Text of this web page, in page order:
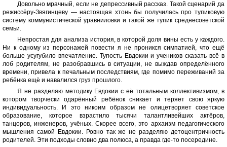
Довольно мрачный, если не депрессивный рассказ. Такой сценарий да
режиссёру-Звягинцеву — настоящая хтонь бы получилась про тупиковую
систему коммунистической уравниловки и такой же тупик среднесоветской
семьи.
Непростая для анализа история, в которой доля вины есть у каждого.
Ни к одному из персонажей повести я не проникся симпатией, что ещё
больше усугубило впечатление. Тупость Евдокии и учеников сказать всё в
лоб родителям, не разобравшись в ситуации, не выждав определённого
времени, привела к печальным последствиям, где помимо переживаний за
ребёнка ещё и навалился груз прошлого.
Я не разделяю методику Евдокии с её тотальным коллективизмом, в
котором творчески одарённый ребёнок сникает и теряет свою яркую
индивидуальность. И это никоим образом не олицетворяет советское
образование, которое взрастило тысячи талантливейших актёров,
танцоров, инженеров, учёных. Скорее всего, это архаизм педагогического
мышления самой Евдокии. Ровно так же не разделяю детоцентричность
родителей. Эти подходы словно два полюса, а правда где-то посередине.